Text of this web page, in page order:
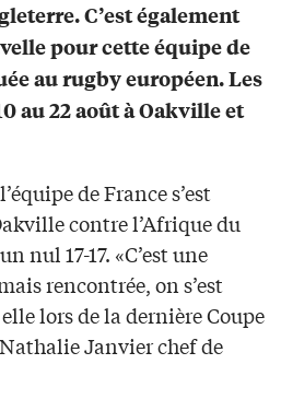
C’est également
pour cette équipe de
au rugby européen. Les
au 22 août à Oakville et
de France s’est
contre l’Afrique du
nul 17-17. «C’est une
rencontrée, on s’est
lors de la dernière Coupe
Janvier chef de